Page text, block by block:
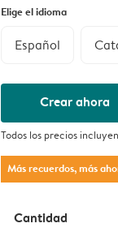
Elige el idioma
Español
Crear ahora
Todos los precios
Más recuerdos, más
Cantidad